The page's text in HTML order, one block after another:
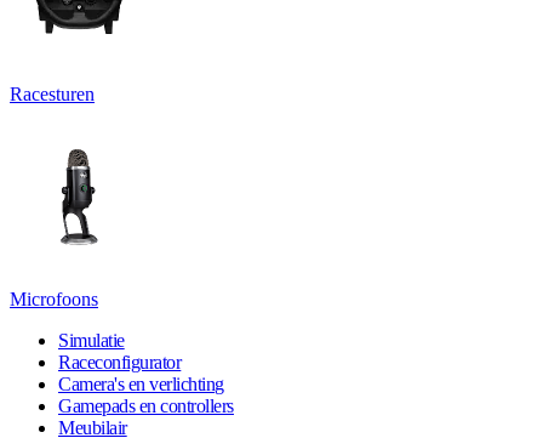
Racesturen
Microfoons
Simulatie
Raceconfigurator
Camera's en verlichting
Gamepads en controllers
Meubilair